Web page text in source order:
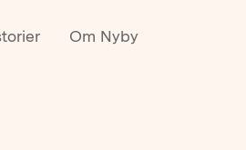
Om Nyby